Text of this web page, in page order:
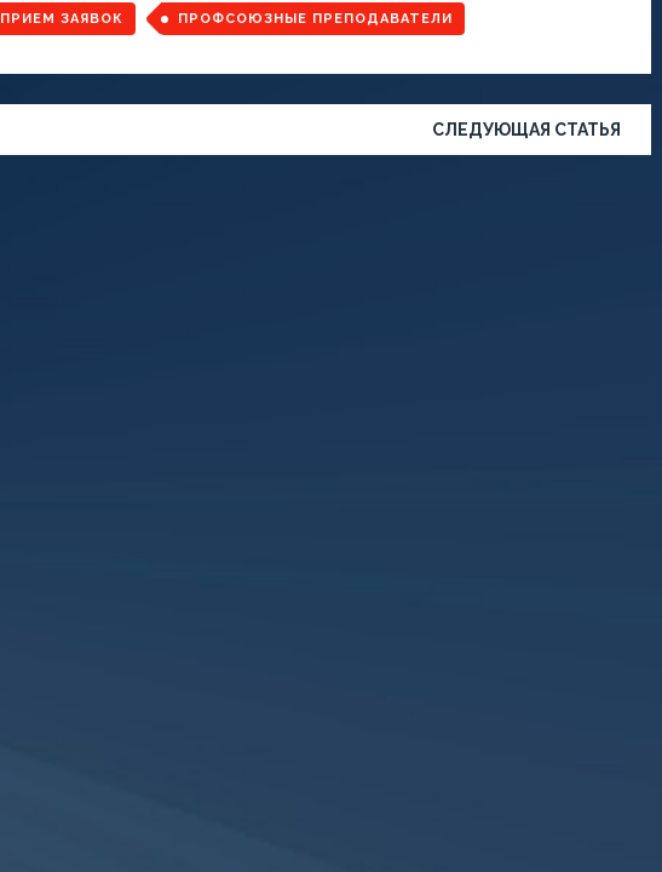
ПРИЕМ ЗАЯВОК ПРОФСОЮЗНЫЕ ПРЕПОДАВАТЕЛИ
СЛЕДУЮЩАЯ СТАТЬЯ